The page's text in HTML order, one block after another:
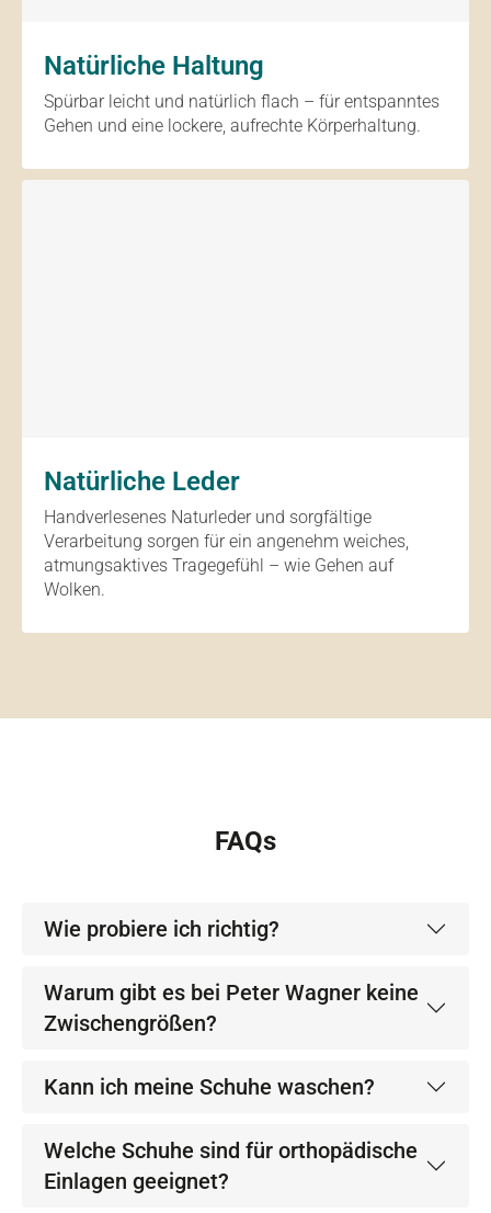
Natürliche Haltung
Spürbar leicht und natürlich flach – für entspanntes
Gehen und eine lockere, aufrechte Körperhaltung.
Natürliche Leder
Handverlesenes Naturleder und sorgfältige
Verarbeitung sorgen für ein angenehm weiches,
atmungsaktives Tragegefühl – wie Gehen auf
Wolken.
FAQs
Wie probiere ich richtig?
Warum gibt es bei Peter Wagner keine
Zwischengrößen?
Kann ich meine Schuhe waschen?
Welche Schuhe sind für orthopädische
Einlagen geeignet?